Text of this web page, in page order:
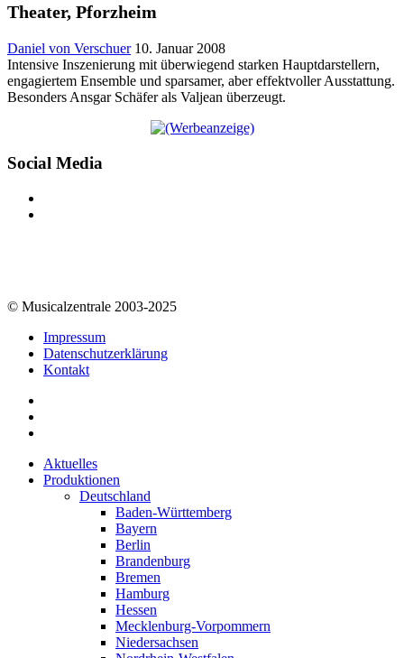
Theater, Pforzheim
Daniel von Verschuer 10. Januar 2008
Intensive Inszenierung mit überwiegend starken Hauptdarstellern,
engagiertem Ensemble und sparsamer, aber effektvoller Ausstattung.
Besonders Ansgar Schäfer als Valjean überzeugt.
Social Media
© Musicalzentrale 2003-2025
Impressum
Datenschutzerklärung
Kontakt
Aktuelles
Produktionen
Deutschland
Baden-Württemberg
Bayern
Berlin
Brandenburg
Bremen
Hamburg
Hessen
Mecklenburg-Vorpommern
Niedersachsen